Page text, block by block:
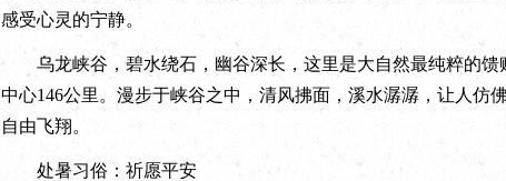
感受心灵的宁静。
乌龙峡谷，碧水绕石，幽谷深长，这里是大自然最纯粹的馈
中心146公里。漫步于峡谷之中，清风拂面，溪水潺潺，让人仿
自由飞翔。
处暑习俗：祈愿平安